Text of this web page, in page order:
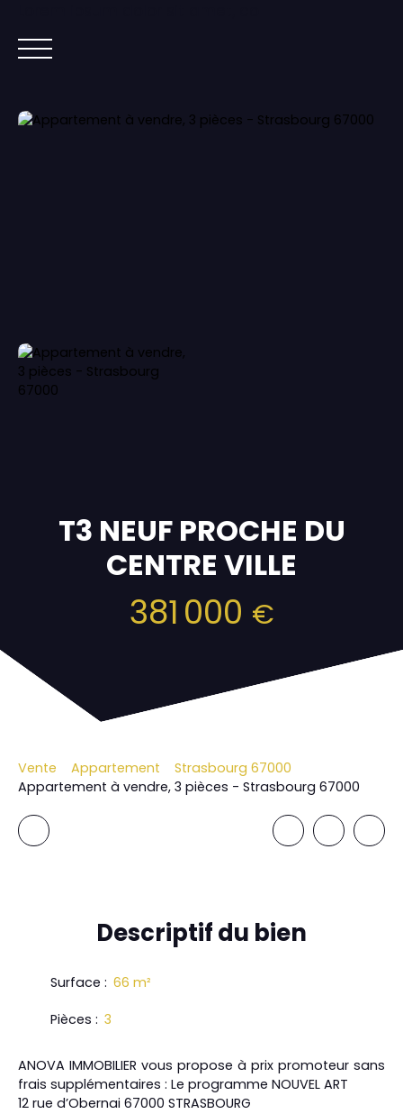
ACCUEIL ACHETER IMMOBILIER NEUF
T3 NEUF PROCHE DU
CENTRE VILLE
381 000 €
Vente Appartement
Strasbourg 67000
Appartement à vendre, 3 pièces - Strasbourg 67000
Descriptifdu bien
Surface : 66 m²
Pièces : 3
ANOVA IMMOBILIER vous propose à prix promoteur sans
frais supplémentaires : Le programme NOUVEL ART
12 rue d’Obernai 67000 STRASBOURG